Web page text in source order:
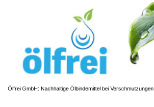
Ölfrei GmbH: Nachhaltige Ölbindemittel bei Verschmutzungen